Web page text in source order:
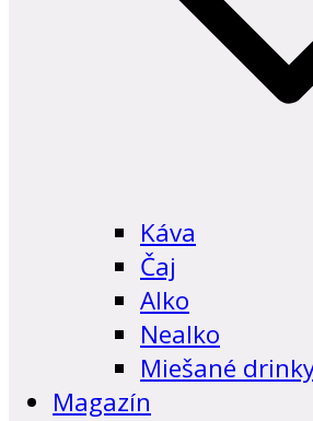
Káva
Čaj
Alko
Nealko
Miešané
Magazín